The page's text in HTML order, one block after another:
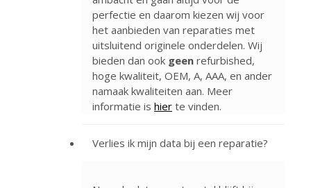
perfectie en daarom kiezen wij voor
het aanbieden van reparaties met
uitsluitend originele onderdelen. Wij
bieden dan ook geen refurbished,
hoge kwaliteit, OEM, A, AAA, en ander
namaak kwaliteiten aan. Meer
informatie is hier te vinden.
Verlies ik mijn data bij een reparatie?